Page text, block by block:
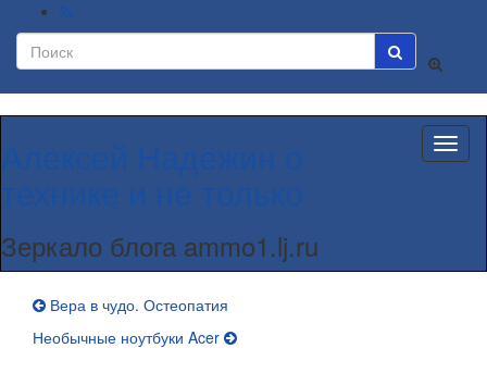
Вкл/
поиска
Вкл/
выкл
Алексей Надёжин о
технике и не только
Зеркало блога ammo1.lj.ru
Вера в чудо. Остеопатия
Необычные ноутбуки Acer